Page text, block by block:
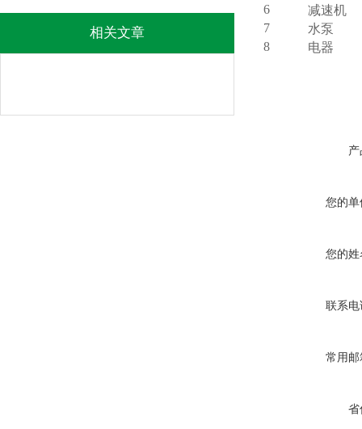
相关文章
6
减速机
7
水泵
8
电器
您的单
您的姓
联系电
常用邮
省